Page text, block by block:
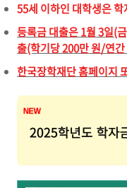
55세 이하인 대학생은
등록금 대출은 1월 3일(
출(학기당 200만 원/연간
한국장학재단 홈페이지